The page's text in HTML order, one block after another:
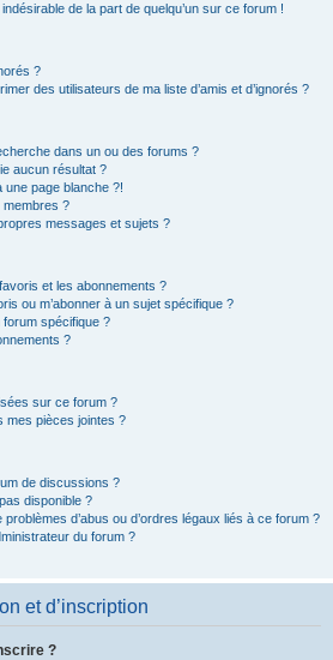
de la part de quelqu’un sur ce forum !
?
des utilisateurs de ma liste d’amis et d’ignorés ?
dans un ou des forums ?
aucun résultat ?
une page blanche ?!
membres ?
messages et sujets ?
et les abonnements ?
ou m’abonner à un sujet spécifique ?
forum spécifique ?
?
sur ce forum ?
mes pièces jointes ?
de discussions ?
disponible ?
d’abus ou d’ordres légaux liés à ce forum ?
du forum ?
et d’inscription
?